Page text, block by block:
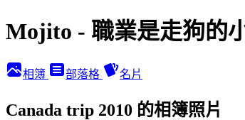
Mojito - 職業是走狗的
相簿 部落格 名片
Canada trip 2010 的相簿照片